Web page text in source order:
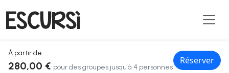
À partir de:
280,00 € pour des groupes jusqu'à 4 personnes
Réserver